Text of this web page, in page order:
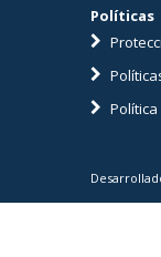
Políticas